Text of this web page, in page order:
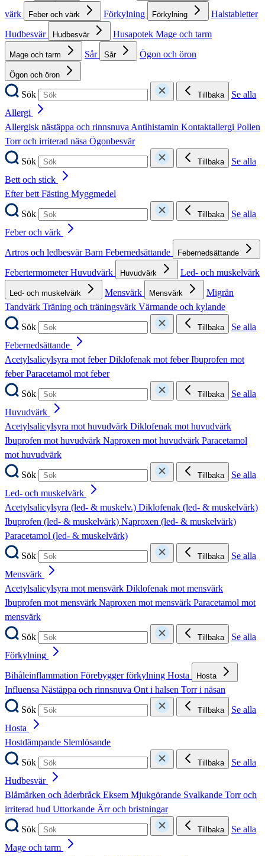
värk
Feber och värk Förkylning Förkylning
Halstabletter
Hudbesvär
Hudbesvär Husapotek Mage och tarm
Mage och tarm Sår Sår Ögon och öron
Ögon och öron
Sök Tillbaka
Se alla
Allergi
Allergisk nästäppa och rinnsnuvaAntihistamin Kontaktallergi Pollen
Torr och irriterad näsa Ögonbesvär
Sök
Tillbaka
Se alla
Bett och stick
Efter bettFästing Myggmedel
Sök
Tillbaka
Se alla
Feber och värk
Artros och ledbesvärBarn Febernedsättande Febernedsättande
FebertermometerHuvudvärk Huvudvärk Led- och muskelvärk
Led- och muskelvärk Mensvärk Mensvärk
Migrän
Tandvärk Träning och träningsvärk Värmande och kylande
Sök
Tillbaka
Se alla
Febernedsättande
Acetylsalicylsyra mot feberDiklofenak mot feberIbuprofen mot
feberParacetamol mot feber
Sök
Tillbaka
Se alla
Huvudvärk
Acetylsalicylsyra mot huvudvärk Diklofenak mot huvudvärk
Ibuprofen mot huvudvärk Naproxen mot huvudvärk Paracetamol
mot huvudvärk
Sök
Tillbaka
Se alla
Led- och muskelvärk
Acetylsalicylsyra (led- & muskelv.) Diklofenak (led- & muskelvärk)
Ibuprofen (led- & muskelvärk) Naproxen (led- & muskelvärk)
Paracetamol (led- & muskelvärk)
Sök
Tillbaka
Se alla
Mensvärk
Acetylsalicylsyra mot mensvärk Diklofenak mot mensvärk
Ibuprofen mot mensvärk Naproxen mot mensvärk Paracetamol mot
mensvärk
Sök
Tillbaka
Se alla
Förkylning
Bihåleinflammation Förebygger förkylning Hosta Hosta
Influensa Nästäppa och rinnsnuva Ont i halsen Torr i näsan
Sök
Tillbaka
Se alla
Hosta
Hostdämpande Slemlösande
Sök
Tillbaka
Se alla
Hudbesvär
Blåmärken och åderbråck Eksem Mjukgörande Svalkande Torr och
irriterad hud Uttorkande Ärr och bristningar
Sök
Tillbaka
Se alla
Mage och tarm